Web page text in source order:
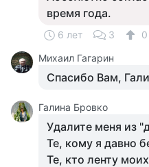
время года.
6 лет 3
0
Михаил Гагарин
Спасибо Вам,
Галина Бровко
Удалите меня из
Те, кому я давно
Те, кто ленту